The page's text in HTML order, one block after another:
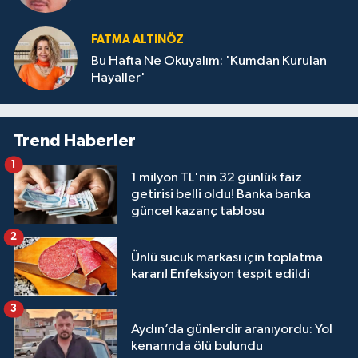
FATMA ALTINÖZ
Bu Hafta Ne Okuyalım: 'Kumdan Kurulan
Hayaller'
Trend Haberler
1 milyon TL'nin 32 günlük faiz
getirisi belli oldu! Banka banka
güncel kazanç tablosu
1
Ünlü sucuk markası için toplatma
kararı! Enfeksiyon tespit edildi
2
Aydın’da günlerdir aranıyordu: Yol
kenarında ölü bulundu
3